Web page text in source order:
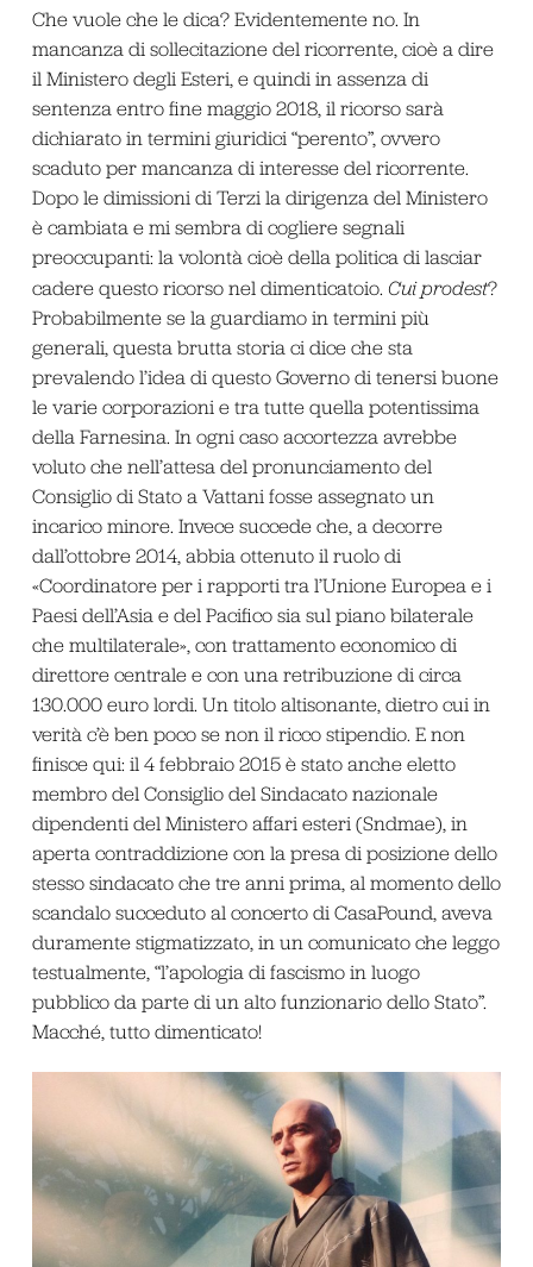
Che vuole che le dica? Evidentemente no. In
mancanza di sollecitazione del ricorrente, cioè a dire
il Ministero degli Esteri, e quindi in assenza di
sentenza entro fine maggio 2018, il ricorso sarà
dichiarato in termini giuridici “perento”, ovvero
scaduto per mancanza di interesse del ricorrente.
Dopo le dimissioni di Terzi la dirigenza del Ministero
è cambiata e mi sembra di cogliere segnali
preoccupanti: la volontà cioè della politica di lasciar
cadere questo ricorso nel dimenticatoio. Cui prodest?
Probabilmente se la guardiamo in termini più
generali, questa brutta storia ci dice che sta
prevalendo l’idea di questo Governo di tenersi buone
le varie corporazioni e tra tutte quella potentissima
della Farnesina. In ogni caso accortezza avrebbe
voluto che nell’attesa del pronunciamento del
Consiglio di Stato a Vattani fosse assegnato un
incarico minore. Invece succede che, a decorre
dall’ottobre 2014, abbia ottenuto il ruolo di
«Coordinatore per i rapporti tra l’Unione Europea e i
Paesi dell’Asia e del Pacifico sia sul piano bilaterale
che multilaterale», con trattamento economico di
direttore centrale e con una retribuzione di circa
130.000 euro lordi. Un titolo altisonante, dietro cui in
verità c’è ben poco se non il ricco stipendio. E non
finisce qui: il 4 febbraio 2015 è stato anche eletto
membro del Consiglio del Sindacato nazionale
dipendenti del Ministero affari esteri (Sndmae), in
aperta contraddizione con la presa di posizione dello
stesso sindacato che tre anni prima, al momento dello
scandalo succeduto al concerto di CasaPound, aveva
duramente stigmatizzato, in un comunicato che leggo
testualmente, “l’apologia di fascismo in luogo
pubblico da parte di un alto funzionario dello Stato”.
Macché, tutto dimenticato!